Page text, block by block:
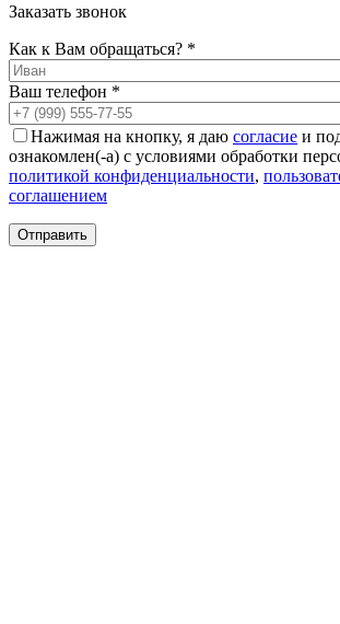
По
форме
Прямоугольные
ковры
Овальные
ковры
Круглые
ковры
Квадратные
Заказать звонок
Как к Вам обращаться? *
Ваш телефон *
Нажимая на кнопку, я даю согласие и
ознакомлен(-а) с условиями обработки
политикой конфиденциальности,
соглашением